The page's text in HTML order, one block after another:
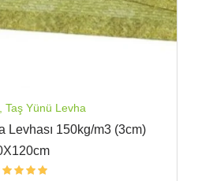
Taş Yünü Levha
Levhası 150kg/m3 (3cm)